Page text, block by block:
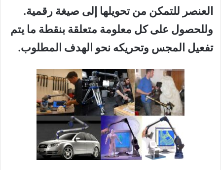
العنصر للتمكن من تحويلها إلى صيغة رقمية.
وللحصول على كل معلومة متعلقة بنقطة ما يتم
تفعيل المجس وتحريكه نحو الهدف المطلوب.